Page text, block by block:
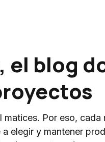
el blog
matices. Por eso, cada
elegir y mantener